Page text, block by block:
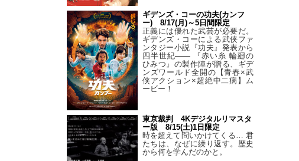
ギデンズ・コーの功夫(カンフ
ー) 8/17(月)～5日間限定
正義には優れた武芸が必要だ。
ギデンズ・コーによる武侠ファ
ンタジー小説『功夫』発表から
四半世紀―― 『赤い糸 輪廻の
ひみつ』の製作陣が贈る、ギデ
ンズワールド全開の【青春×武
侠アクション×超絶中二病】ム
ービー！
東京裁判 4Kデジタルリマスタ
ー版 8/15(土)1日限定
時を超えて問いかけてくる… 君
たちは、なぜに繰り返す。歴史
から何を学んだのかと。